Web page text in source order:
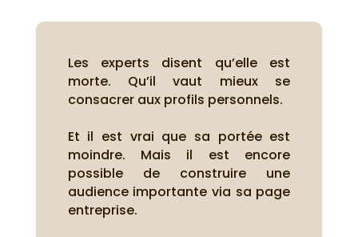
Les experts disent qu’elle est
morte. Qu’il vaut mieux se
consacrer aux profils personnels.
Et il est vrai que sa portée est
moindre. Mais il est encore
possible de construire une
audience importante via sa page
entreprise.